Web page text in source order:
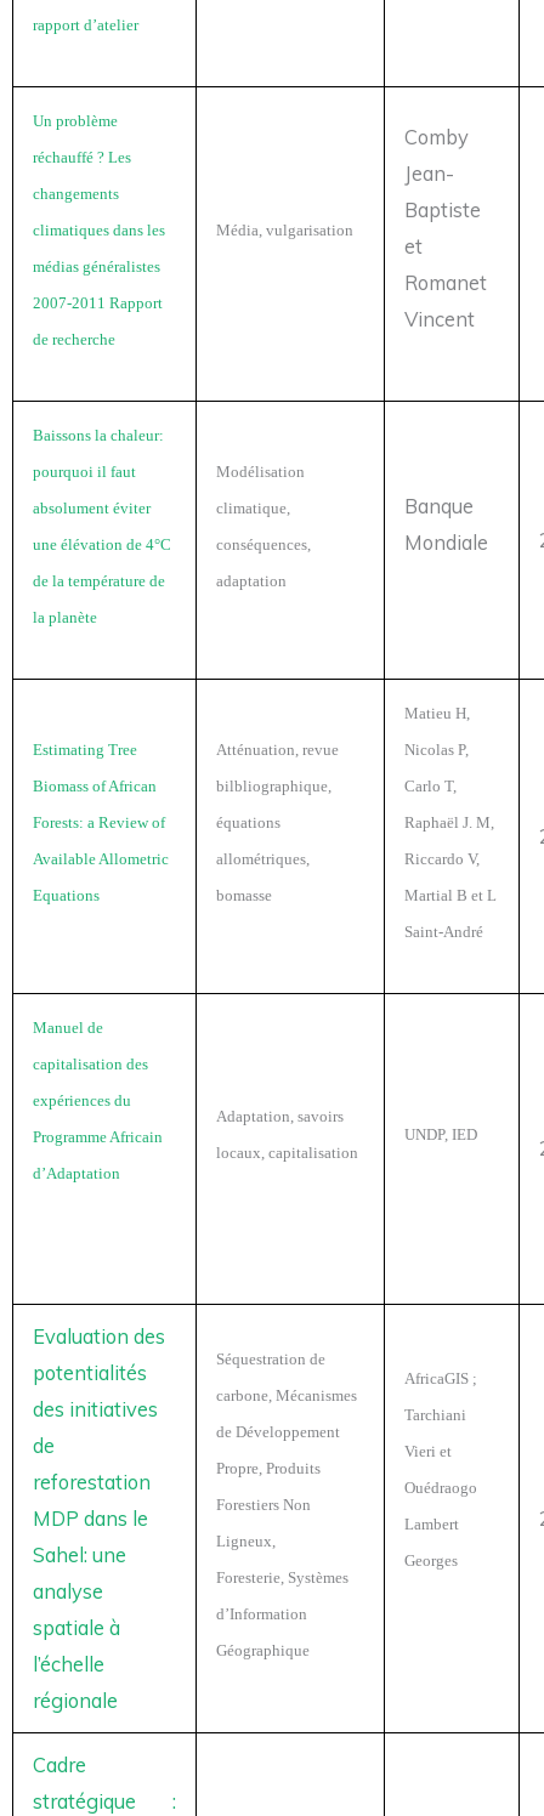
rapport d’atelier
Un problème
réchauffé ? Les
changements
climatiques dans les
médias généralistes
2007-2011 Rapport
de recherche
Média, vulgarisation
Comby
Jean-
Baptiste
et
Romanet
Vincent
Baissons la chaleur:
pourquoi il faut
absolument éviter
une élévation de 4°C
de la température de
la planète
Modélisation
climatique,
conséquences,
adaptation
Banque
Mondiale
Estimating Tree
Biomass of African
Forests: a Review of
Available Allometric
Equations
Atténuation, revue
bilbliographique,
équations
allométriques,
bomasse
Matieu H,
Nicolas P,
Carlo T,
Raphaël J. M,
Riccardo V,
Martial B et L
Saint-André
Manuel de
capitalisation des
expériences du
Programme Africain
d’Adaptation
Adaptation, savoirs
locaux, capitalisation
UNDP, IED
Evaluation des
potentialités
des initiatives
de
reforestation
MDP dans le
Sahel: une
analyse
spatiale à
l’échelle
régionale
Séquestration de
carbone, Mécanismes
de Développement
Propre, Produits
Forestiers Non
Ligneux,
Foresterie, Systèmes
d’Information
Géographique
AfricaGIS ;
Tarchiani
Vieri et
Ouédraogo
Lambert
Georges
Cadre
stratégique :